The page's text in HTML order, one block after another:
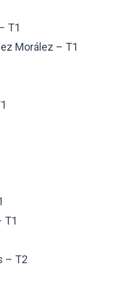
T1
Morález – T1
T1
– T2